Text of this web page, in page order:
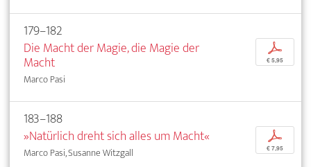
179–182
Die Macht der Magie, die Magie der
Macht
Marco Pasi
p
€ 5,95
183–188
»Natürlich dreht sich alles um Macht«
Marco Pasi, Susanne Witzgall
p
€ 7,95